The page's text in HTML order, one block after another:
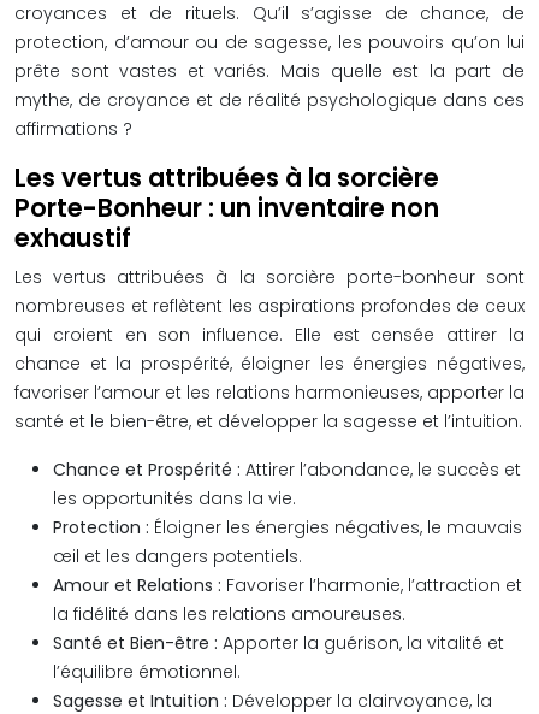
croyances et de rituels. Qu’il s’agisse de chance, de
protection, d’amour ou de sagesse, les pouvoirs qu’on lui
prête sont vastes et variés. Mais quelle est la part de
mythe, de croyance et de réalité psychologique dans ces
affirmations ?
Les vertus attribuées à la sorcière
Porte-Bonheur : un inventaire non
exhaustif
Les vertus attribuées à la sorcière porte-bonheur sont
nombreuses et reflètent les aspirations profondes de ceux
qui croient en son influence. Elle est censée attirer la
chance et la prospérité, éloigner les énergies négatives,
favoriser l’amour et les relations harmonieuses, apporter la
santé et le bien-être, et développer la sagesse et l’intuition.
Chance et Prospérité : Attirer l’abondance, le succès et
les opportunités dans la vie.
Protection : Éloigner les énergies négatives, le mauvais
œil et les dangers potentiels.
Amour et Relations : Favoriser l’harmonie, l’attraction et
la fidélité dans les relations amoureuses.
Santé et Bien-être : Apporter la guérison, la vitalité et
l’équilibre émotionnel.
Sagesse et Intuition : Développer la clairvoyance, la